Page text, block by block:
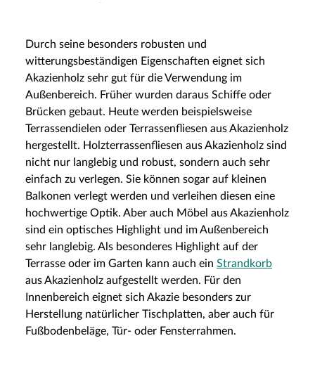
Durch seine besonders robusten und
witterungsbeständigen Eigenschaften eignet sich
Akazienholz sehr gut für die Verwendung im
Außenbereich. Früher wurden daraus Schiffe oder
Brücken gebaut. Heute werden beispielsweise
Terrassendielen oder Terrassenfliesen aus Akazienholz
hergestellt. Holzterrassenfliesen aus Akazienholz sind
nicht nur langlebig und robust, sondern auch sehr
einfach zu verlegen. Sie können sogar auf kleinen
Balkonen verlegt werden und verleihen diesen eine
hochwertige Optik. Aber auch Möbel aus Akazienholz
sind ein optisches Highlight und im Außenbereich
sehr langlebig. Als besonderes Highlight auf der
Terrasse oder im Garten kann auch ein Strandkorb
aus Akazienholz aufgestellt werden. Für den
Innenbereich eignet sich Akazie besonders zur
Herstellung natürlicher Tischplatten, aber auch für
Fußbodenbeläge, Tür- oder Fensterrahmen.